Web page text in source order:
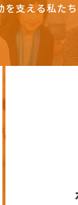
支える私た